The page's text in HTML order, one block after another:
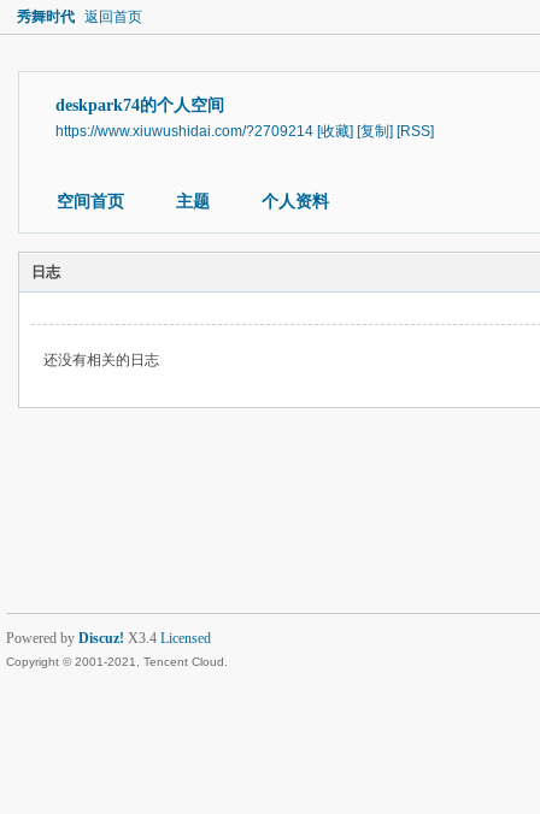
秀舞时代 返回首页
deskpark74的个人空间
https://www.xiuwushidai.com/?2709214 [收藏] [复制] [RSS]
空间首页 主题 个人资料
日志
还没有相关的日志
Powered by Discuz! X3.4 Licensed
Copyright © 2001-2021, Tencent Cloud.